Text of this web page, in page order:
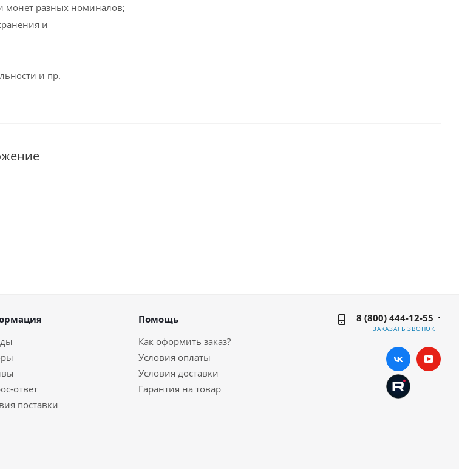
монет разных номиналов;
и
и пр.
ответ
поставки
Помощь
Как оформить заказ?
Условия оплаты
Условия доставки
Гарантия на товар
8 (800) 444-12-55
ЗАКАЗАТЬ ЗВОНОК